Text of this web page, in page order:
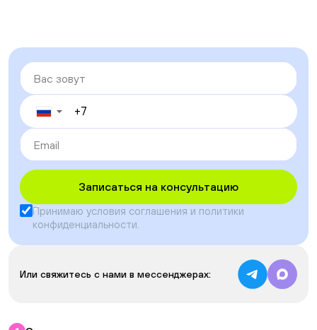
▼
Записаться на консультацию
Принимаю условия соглашения и политики
конфиденциальности.
Или свяжитесь с нами в мессенджерах: